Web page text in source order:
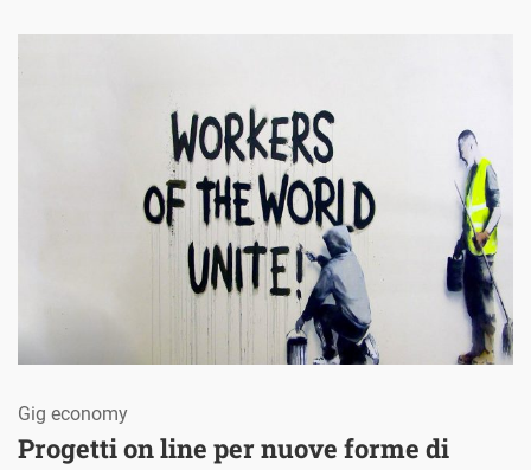
Progetti on line per nuove forme di
Gig economy